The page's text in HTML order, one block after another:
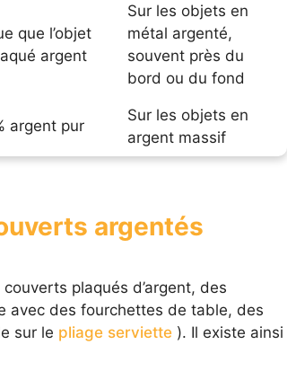
que l’objet
argent
Sur les objets en
métal argenté,
souvent près du
bord ou du fond
argent pur
Sur les objets en
argent massif
argentés
plaqués d’argent, des
avec des fourchettes de table, des
sur le pliage serviette ). Il existe ainsi